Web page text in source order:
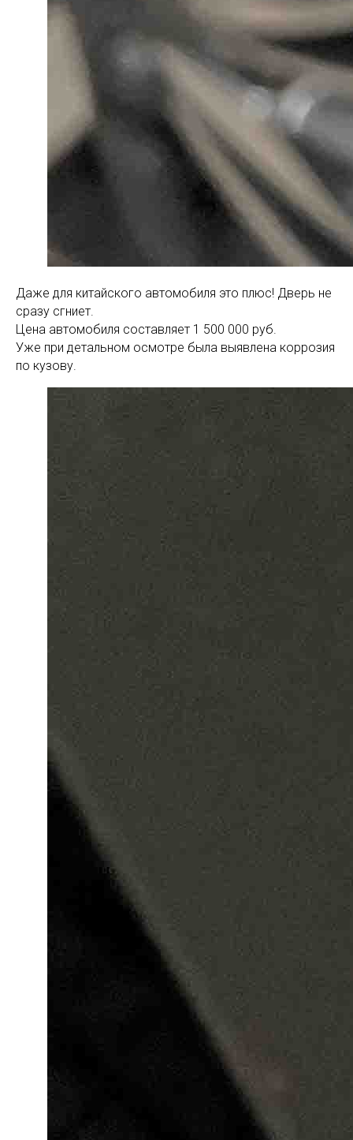
Даже для китайского автомобиля это плюс! Дверь не
сразу сгниет.
Цена автомобиля составляет 1 500 000 руб.
Уже при детальном осмотре была выявлена коррозия
по кузову.